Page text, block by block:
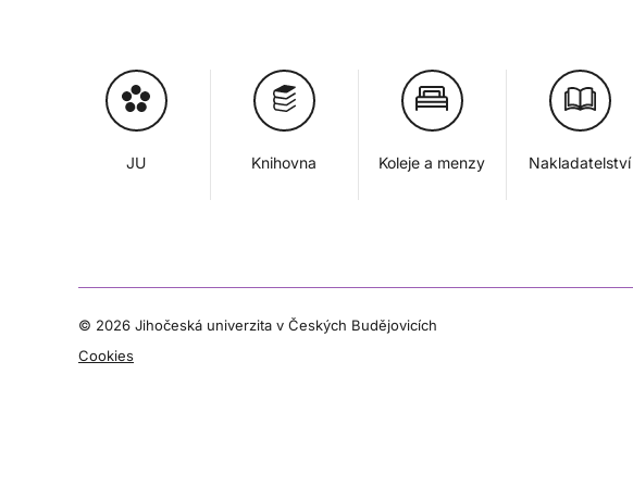
JU Knihovna Koleje a menzy Nakladatelství
© 2026 Jihočeská univerzita v Českých Budějovicích
Cookies